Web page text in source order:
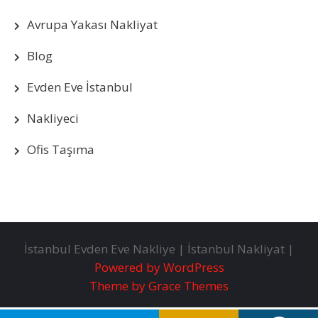
Avrupa Yakası Nakliyat
Blog
Evden Eve İstanbul
Nakliyeci
Ofis Taşıma
İstanbul Evden Eve Nakliye | İstanbul Nakliyat |
Powered by WordPress
Theme by Grace Themes